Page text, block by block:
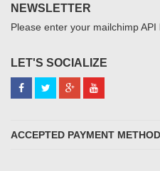
NEWSLETTER
Please enter your mailchimp API
LET'S SOCIALIZE
ACCEPTED PAYMENT